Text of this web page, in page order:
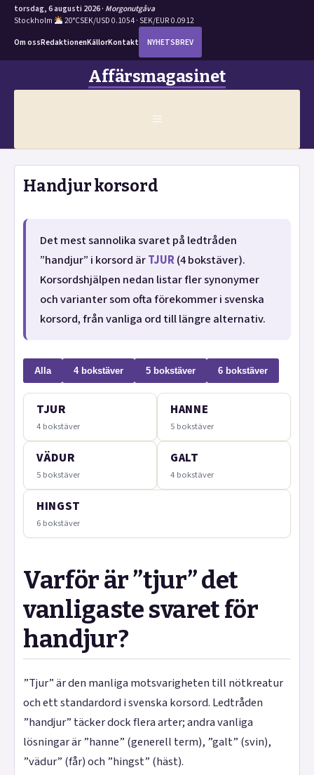
torsdag, 6 augusti 2026 · Morgonutgåva
Stockholm
20°CSEK/USD 0.1054 · SEK/EUR 0.0912
Om ossRedaktionenKällorKontakt NYHETSBREV
Affärsmagasinet
MENY
Handjur korsord
Det mest sannolika svaret på ledtråden
”handjur” i korsord ärTJUR(4 bokstäver).
Korsordshjälpen nedan listar fler synonymer
och varianter som ofta förekommer i svenska
korsord, från vanliga ord till längre alternativ.
Alla 4 bokstäver 5 bokstäver 6 bokstäver
TJUR
4 bokstäver
HANNE
5 bokstäver
VÄDUR
5 bokstäver
GALT
4 bokstäver
HINGST
6 bokstäver
Varför är ”tjur” det
vanligaste svaret för
handjur?
”Tjur” är den manliga motsvarigheten till nötkreatur
och ett standardord i svenska korsord. Ledtråden
”handjur” täcker dock flera arter; andra vanliga
lösningar är ”hanne” (generell term), ”galt” (svin),
”vädur” (får) och ”hingst” (häst).